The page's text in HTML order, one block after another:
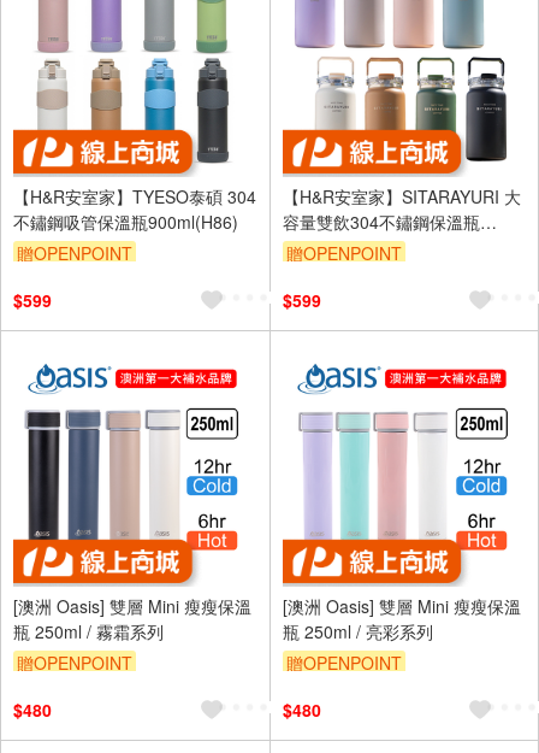
【H&R安室家】TYESO泰碩 304
不鏽鋼吸管保溫瓶900ml(H86)
贈OPENPOINT
$599
【H&R安室家】SITARAYURI 大
容量雙飲304不鏽鋼保溫瓶
1500ml(H52)
贈OPENPOINT
$599
[澳洲 Oasis] 雙層 Mini 瘦瘦保溫
瓶 250ml / 霧霜系列
贈OPENPOINT
$480
[澳洲 Oasis] 雙層 Mini 瘦瘦保溫
瓶 250ml / 亮彩系列
贈OPENPOINT
$480